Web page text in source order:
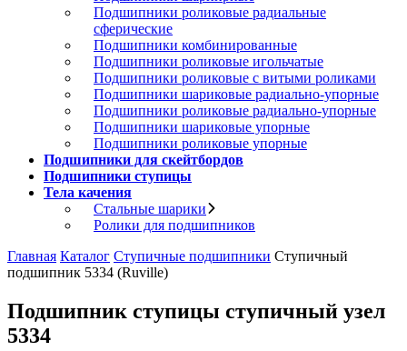
Подшипники роликовые радиальные
сферические
Подшипники комбинированные
Подшипники роликовые игольчатые
Подшипники роликовые с витыми роликами
Подшипники шариковые радиально-упорные
Подшипники роликовые радиально-упорные
Подшипники шариковые упорные
Подшипники роликовые упорные
Подшипники для скейтбордов
Подшипники ступицы
Тела качения
Стальные шарики
Ролики для подшипников
Главная Каталог Ступичные подшипники Ступичный
подшипник 5334 (Ruville)
Подшипник ступицы ступичный узел
5334